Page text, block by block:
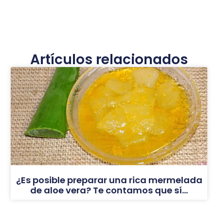
Artículos relacionados
¿Es posible preparar una rica mermelada
de aloe vera? Te contamos que sí…